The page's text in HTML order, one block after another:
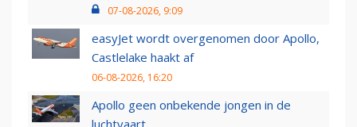
07-08-2026, 9:09
easyJet wordt overgenomen door Apollo,
Castlelake haakt af
06-08-2026, 16:20
Apollo geen onbekende jongen in de